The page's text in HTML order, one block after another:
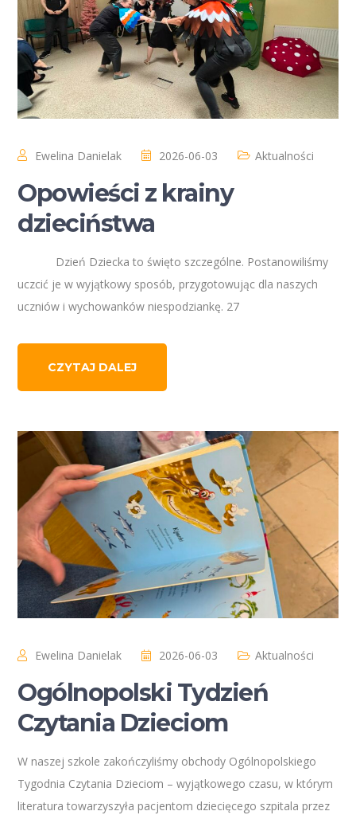
Ewelina Danielak 2026-06-03 Aktualności
Opowieści z krainy
dzieciństwa
Dzień Dziecka to święto szczególne. Postanowiliśmy
uczcić je w wyjątkowy sposób, przygotowując dla naszych
uczniów i wychowanków niespodziankę. 27
CZYTAJ DALEJ
Ewelina Danielak 2026-06-03 Aktualności
Ogólnopolski Tydzień
Czytania Dzieciom
W naszej szkole zakończyliśmy obchody Ogólnopolskiego
Tygodnia Czytania Dzieciom – wyjątkowego czasu, w którym
literatura towarzyszyła pacjentom dziecięcego szpitala przez